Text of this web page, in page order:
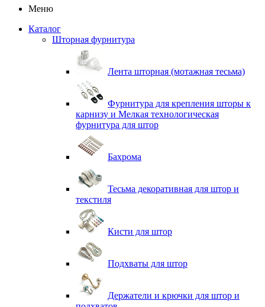
Меню
Каталог
Шторная фурнитура
Лента шторная (мотажная тесьма)
Фурнитура для крепления шторы к
карнизу и Мелкая технологическая
фурнитура для штор
Бахрома
Тесьма декоративная для штор и
текстиля
Кисти для штор
Подхваты для штор
Держатели и крючки для штор и